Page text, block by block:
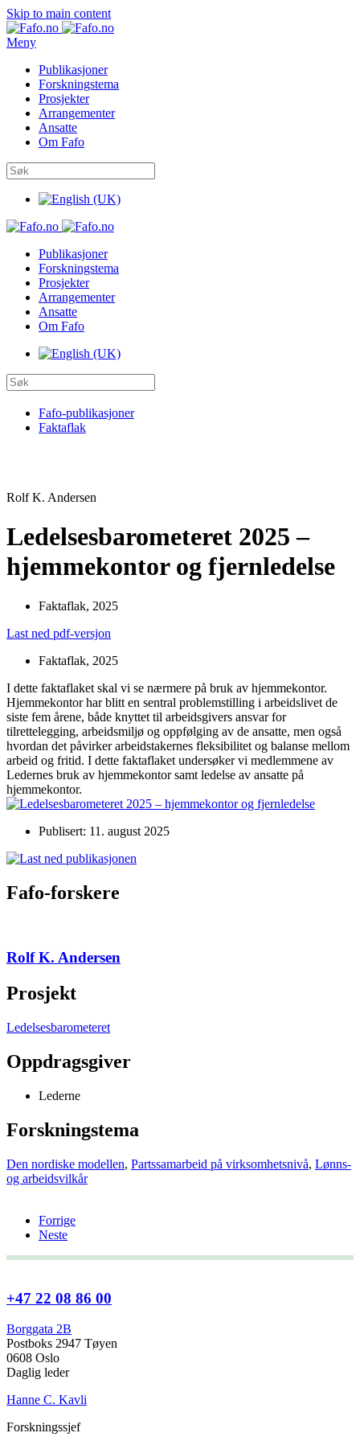
Skip to main content
Meny
Publikasjoner
Forskningstema
Prosjekter
Arrangementer
Ansatte
Om Fafo
Publikasjoner
Forskningstema
Prosjekter
Arrangementer
Ansatte
Om Fafo
Fafo-publikasjoner
Faktaflak
Rolf K. Andersen
Ledelsesbarometeret 2025 –
hjemmekontor og fjernledelse
Faktaflak, 2025
Last ned pdf-versjon
Faktaflak, 2025
I dette faktaflaket skal vi se nærmere på bruk av hjemmekontor.
Hjemmekontor har blitt en sentral problemstilling i arbeidslivet de
siste fem årene, både knyttet til arbeidsgivers ansvar for
tilrettelegging, arbeidsmiljø og oppfølging av de ansatte, men også
hvordan det påvirker arbeidstakernes fleksibilitet og balanse mellom
arbeid og fritid. I dette faktaflaket undersøker vi medlemmene av
Ledernes bruk av hjemmekontor samt ledelse av ansatte på
hjemmekontor.
Publisert: 11. august 2025
Fafo-forskere
Rolf K. Andersen
Prosjekt
Ledelsesbarometeret
Oppdragsgiver
Lederne
Forskningstema
Den nordiske modellen, Partssamarbeid på virksomhetsnivå, Lønns-
og arbeidsvilkår
Forrige
Neste
+47 22 08 86 00
Borggata 2B
Postboks 2947 Tøyen
0608 Oslo
Daglig leder
Hanne C. Kavli
Forskningssjef